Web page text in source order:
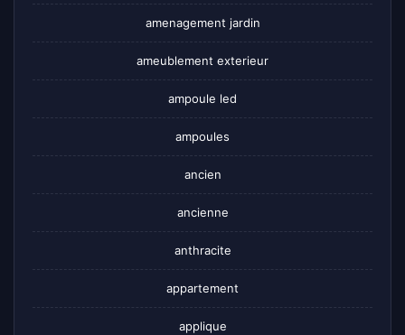
amenagement jardin
ameublement exterieur
ampoule led
ampoules
ancien
ancienne
anthracite
appartement
applique